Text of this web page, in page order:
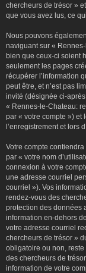
chercheurs de trésor »
que vous avez lus, ce
Nous pouvons
naviguant sur «
bien que ceux-ci soient
seulement les pages
récupérer l’information
peut être, et n’est pas
invité (désignée ci-
« Rennes-le-Chateau:
par « votre compte ») et
l’enregistrement et lors
Votre compte
par « votre nom
connexion à votre
une adresse courriel
courriel »). Vos
rendez-vous des
protection des données
information en-dehors
votre adresse courriel
chercheurs de trésor »
obligatoire ou non,
des chercheurs de
information de votre